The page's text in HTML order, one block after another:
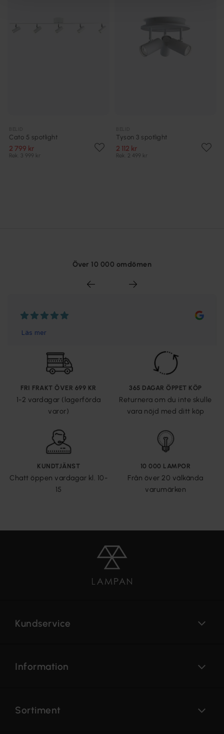
Cato 5 spotlight
2 799 kr
Rek. 3 999 kr
Tyson 3 spotlight
2 112 kr
Rek. 2 499 kr
Över 10 000 omdömen
FRI FRAKT ÖVER 699 KR
1-2 vardagar (lagerförda
varor)
365 DAGAR ÖPPET KÖP
Returnera om du inte skulle
vara nöjd med ditt köp
KUNDTJÄNST
Chatt öppen vardagar kl. 10-
15
10 000 LAMPOR
Från över 20 välkända
varumärken
Kundservice
Information
Sortiment